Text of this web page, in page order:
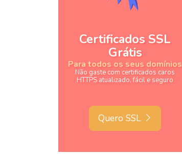
Certificados SSL
Grátis
Para todos os seus domínios
Não gaste com certificados caros
HTTPS atualizado, fácil e seguro
Quero SSL